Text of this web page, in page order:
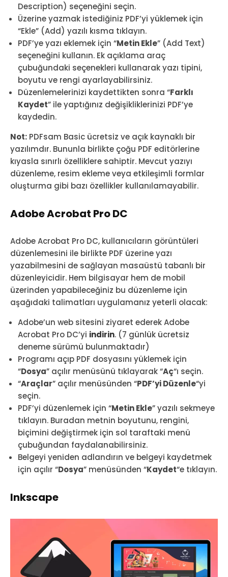
Description) seçeneğini seçin.
Üzerine yazmak istediğiniz PDF’yi yüklemek için
“Ekle” (Add) yazılı kısma tıklayın.
PDF’ye yazı eklemek için “Metin Ekle” (Add Text)
seçeneğini kullanın. Ek açıklama araç
çubuğundaki seçenekleri kullanarak yazı tipini,
boyutu ve rengi ayarlayabilirsiniz.
Düzenlemelerinizi kaydettikten sonra “Farklı
Kaydet” ile yaptığınız değişikliklerinizi PDF’ye
kaydedin.
Not: PDFsam Basic ücretsiz ve açık kaynaklı bir
yazılımdır. Bununla birlikte çoğu PDF editörlerine
kıyasla sınırlı özelliklere sahiptir. Mevcut yazıyı
düzenleme, resim ekleme veya etkileşimli formlar
oluşturma gibi bazı özellikler kullanılamayabilir.
Adobe Acrobat Pro DC
Adobe Acrobat Pro DC, kullanıcıların görüntüleri
düzenlemesini ile birlikte PDF üzerine yazı
yazabilmesini de sağlayan masaüstü tabanlı bir
düzenleyicidir. Hem bilgisayar hem de mobil
üzerinden yapabileceğiniz bu düzenleme için
aşağıdaki talimatları uygulamanız yeterli olacak:
Adobe’un web sitesini ziyaret ederek Adobe
Acrobat Pro DC’yi indirin. (7 günlük ücretsiz
deneme sürümü bulunmaktadır)
Programı açıp PDF dosyasını yüklemek için
“Dosya” açılır menüsünü tıklayarak “Aç“ı seçin.
“Araçlar” açılır menüsünden “PDF’yi Düzenle“yi
seçin.
PDF’yi düzenlemek için “Metin Ekle” yazılı sekmeye
tıklayın. Buradan metnin boyutunu, rengini,
biçimini değiştirmek için sol taraftaki menü
çubuğundan faydalanabilirsiniz.
Belgeyi yeniden adlandırın ve belgeyi kaydetmek
için açılır “Dosya” menüsünden “Kaydet“e tıklayın.
Inkscape